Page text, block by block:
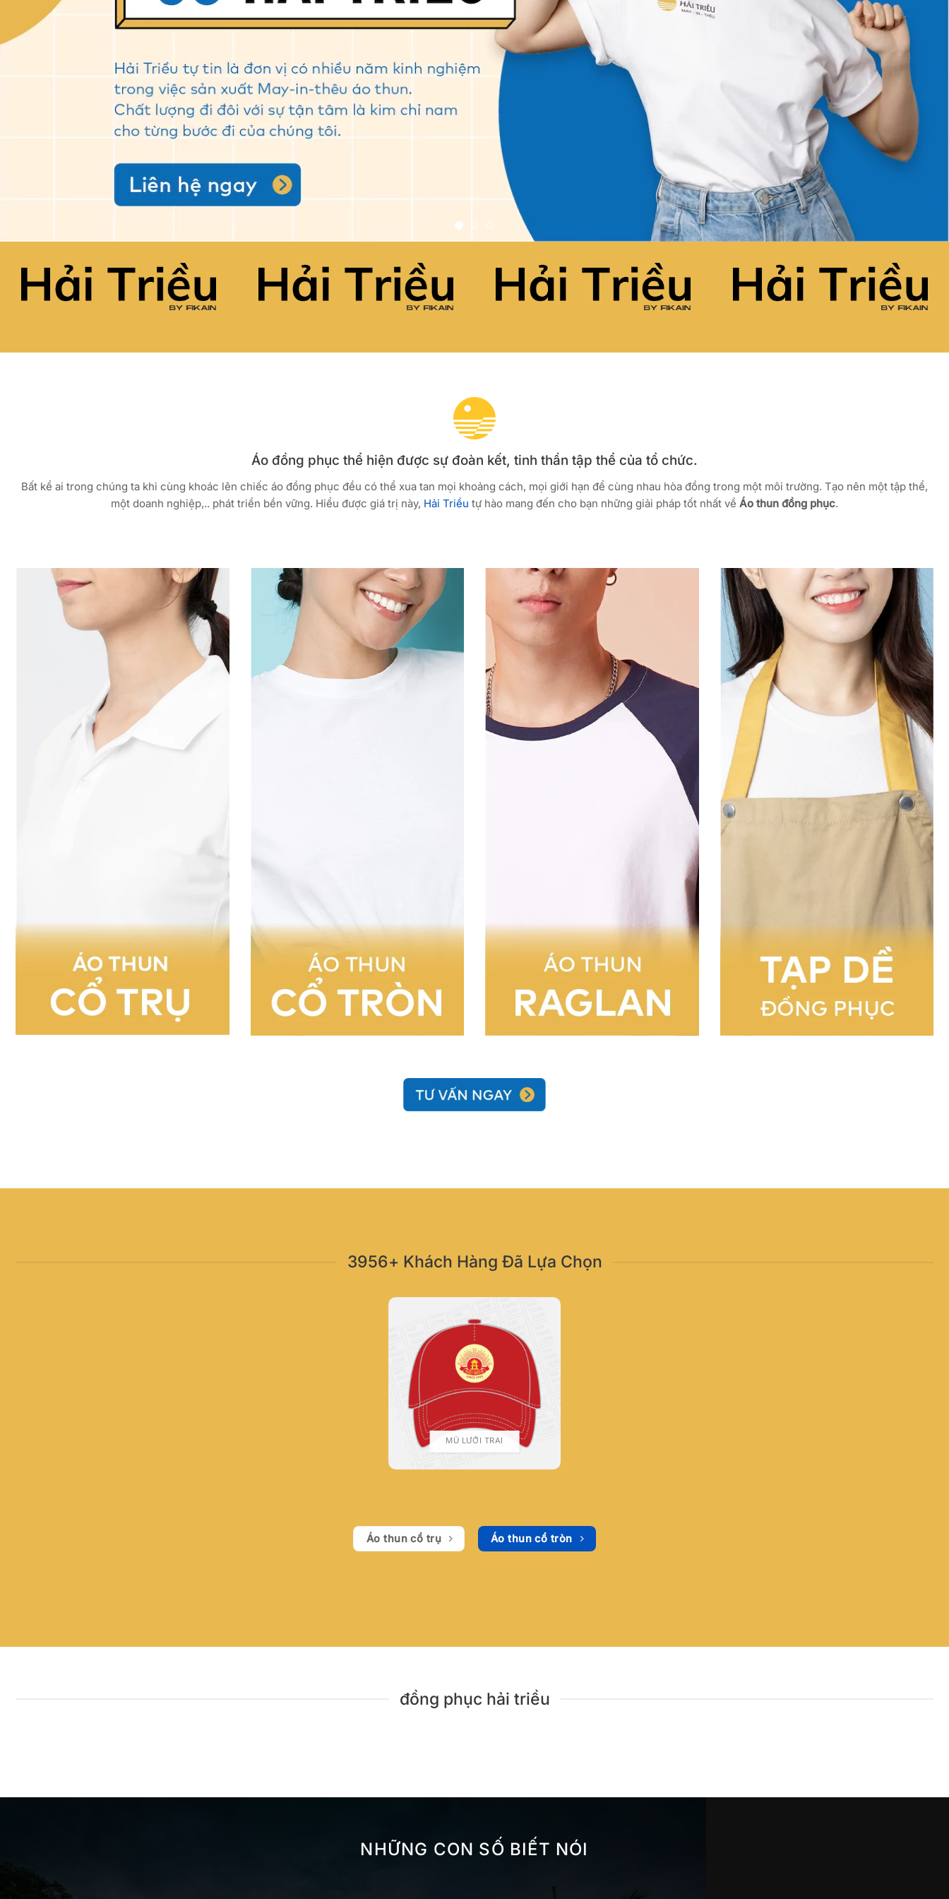
Áo đồng phục thể hiện được sự đoàn kết, tinh thần tập thể của tổ chức.
Bất kể ai trong chúng ta khi cùng khoác lên chiếc áo đồng phục đều có thể xua tan mọi khoảng cách, mọi giới hạn để cùng nhau hòa đồng trong một môi trường. Tạo nên một tập thể,
một doanh nghiệp,.. phát triển bền vững. Hiểu được giá trị này, Hải Triều tự hào mang đến cho bạn những giải pháp tốt nhất về Áo thun đồng phục.
3956+ Khách Hàng Đã Lựa Chọn
MŨ LƯỠI TRAI
Áo thun cổ trụ Áo thun cổ tròn
đồng phục hải triều
NHỮNG CON SỐ BIẾT NÓI